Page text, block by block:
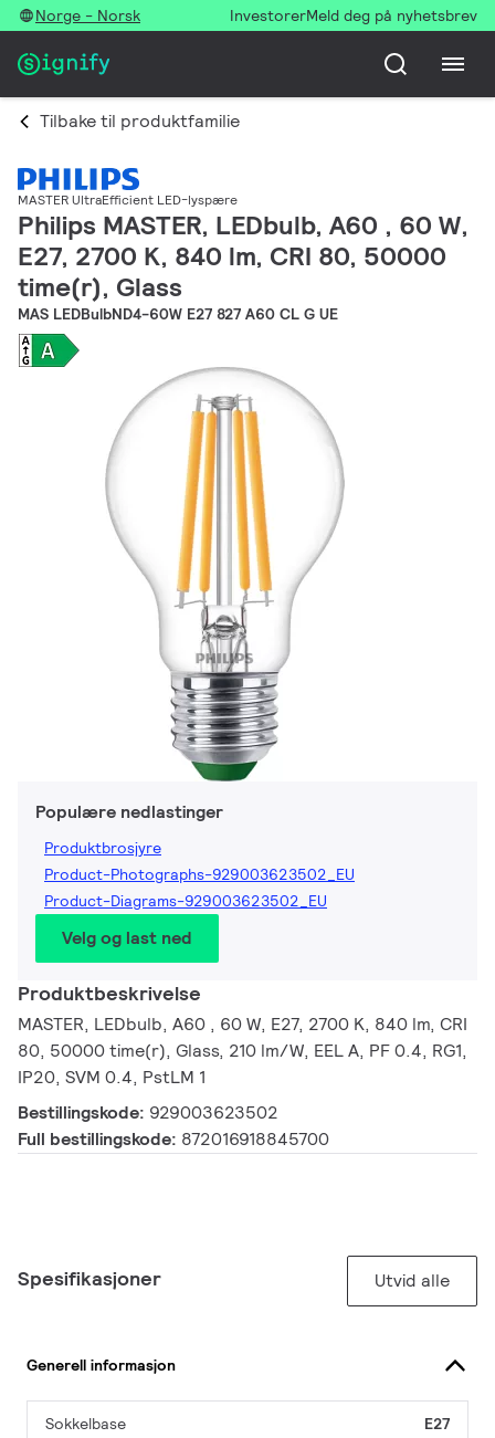
Norge - Norsk InvestorerMeld deg på nyhetsbrev
Tilbake til produktfamilie
MASTER UltraEfficient LED-lyspære
Philips MASTER, LEDbulb, A60 , 60 W,
E27, 2700 K, 840 lm, CRI 80, 50000
time(r), Glass
MAS LEDBulbND4-60W E27 827 A60 CL G UE
Populære nedlastinger
Produktbrosjyre
Product-Photographs-929003623502_EU
Product-Diagrams-929003623502_EU
Velg og last ned
Produktbeskrivelse
MASTER, LEDbulb, A60 , 60 W, E27, 2700 K, 840 lm, CRI
80, 50000 time(r), Glass, 210 lm/W, EEL A, PF 0.4, RG1,
IP20, SVM 0.4, PstLM 1
Bestillingskode: 929003623502
Full bestillingskode: 872016918845700
Spesifikasjoner Utvid alle
Generell informasjon
Sokkelbase E27